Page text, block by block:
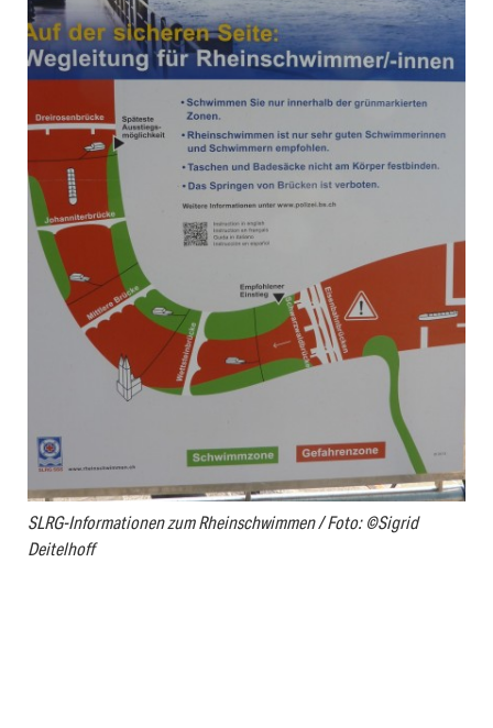
SLRG-Informationen zum Rheinschwimmen / Foto: ©Sigrid
Deitelhoff